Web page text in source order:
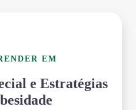
EM
e Estratégias